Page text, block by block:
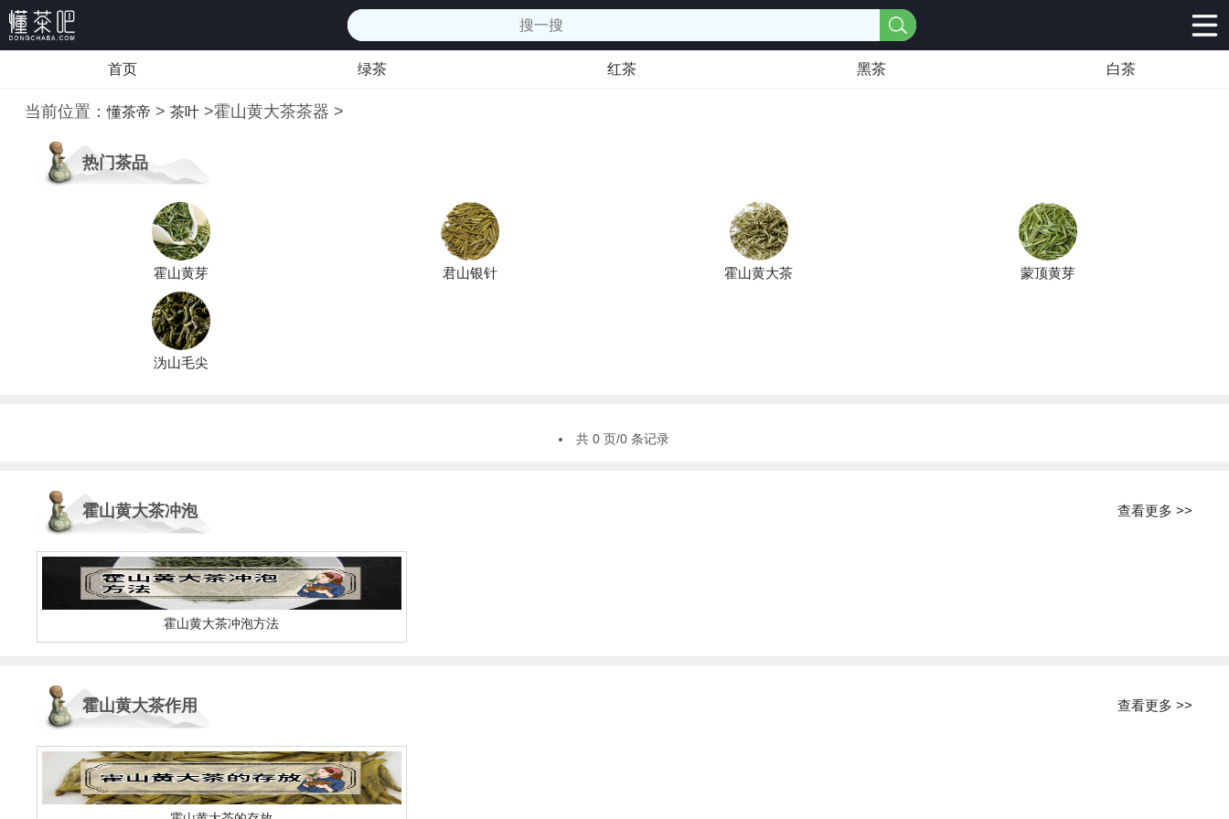
首页 绿茶 红茶 黑茶 白茶
当前位置：懂茶帝 > 茶叶>霍山黄大茶茶器 >
热门茶品
霍山黄芽 君山银针 霍山黄大茶 蒙顶黄芽
沩山毛尖
共 0 页/0 条记录
霍山黄大茶冲泡
方法
查看更多 >>
霍山黄大茶冲泡方法
霍山黄大茶作用
与功效
查看更多 >>